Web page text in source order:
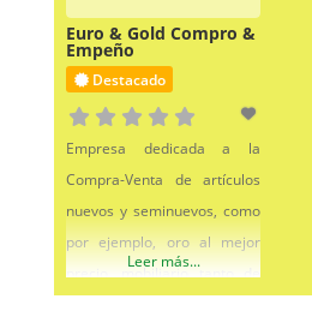
Euro & Gold Compro &
Empeño
Destacado
Empresa dedicada a la
Compra-Venta de artículos
nuevos y seminuevos, como
por ejemplo, oro al mejor
precio, mobiliario tanto de
Leer más...